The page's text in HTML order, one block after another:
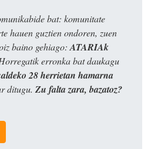
bat: komunitate
hauen guztien ondoren, zuen
baino gehiago: ATARIAk
erronka bat daukagu
28 herrietan hamarna
ditugu. Zu falta zara, bazatoz?